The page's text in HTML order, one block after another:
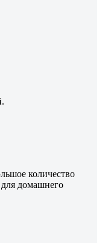
количество
домашнего